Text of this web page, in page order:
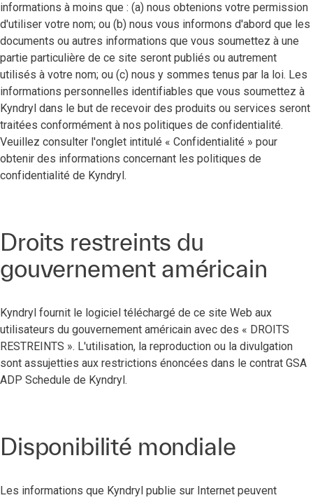
informations à moins que : (a) nous obtenions votre permission
d'utiliser votre nom; ou (b) nous vous informons d'abord que les
documents ou autres informations que vous soumettez à une
partie particulière de ce site seront publiés ou autrement
utilisés à votre nom; ou (c) nous y sommes tenus par la loi. Les
informations personnelles identifiables que vous soumettez à
Kyndryl dans le but de recevoir des produits ou services seront
traitées conformément à nos politiques de confidentialité.
Veuillez consulter l'onglet intitulé « Confidentialité » pour
obtenir des informations concernant les politiques de
confidentialité de Kyndryl.
Droits restreints du
gouvernement américain
Kyndryl fournit le logiciel téléchargé de ce site Web aux
utilisateurs du gouvernement américain avec des « DROITS
RESTREINTS ». L'utilisation, la reproduction ou la divulgation
sont assujetties aux restrictions énoncées dans le contrat GSA
ADP Schedule de Kyndryl.
Disponibilité mondiale
Les informations que Kyndryl publie sur Internet peuvent